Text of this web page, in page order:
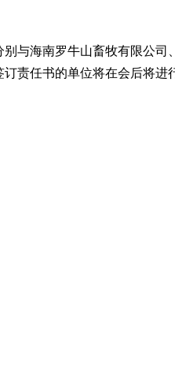
别与海南罗牛山畜牧有限公
责任书的单位将在会后将进